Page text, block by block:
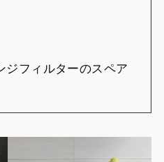
ジフィルターのスペア